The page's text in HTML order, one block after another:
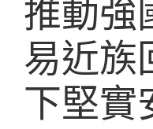
推動強
易近族
下堅實